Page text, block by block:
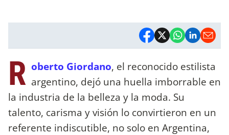
R oberto Giordano, el reconocido estilista
argentino, dejó una huella imborrable en
la industria de la belleza y la moda. Su
talento, carisma y visión lo convirtieron en un
referente indiscutible, no solo en Argentina,